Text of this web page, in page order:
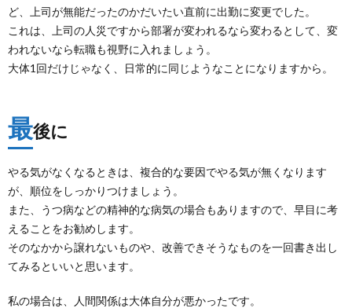
ど、上司が無能だったのかだいたい直前に出勤に変更でした。
これは、上司の人災ですから部署が変われるなら変わるとして、変
われないなら転職も視野に入れましょう。
大体1回だけじゃなく、日常的に同じようなことになりますから。
最後に
やる気がなくなるときは、複合的な要因でやる気が無くなります
が、順位をしっかりつけましょう。
また、うつ病などの精神的な病気の場合もありますので、早目に考
えることをお勧めします。
そのなかから譲れないものや、改善できそうなものを一回書き出し
てみるといいと思います。
私の場合は、人間関係は大体自分が悪かったです。